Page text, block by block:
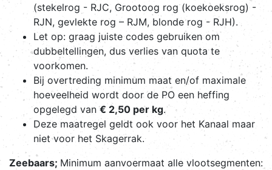
(stekelrog - RJC, Grootoog rog (koekoeksrog) -
RJN, gevlekte rog – RJM, blonde rog - RJH).
Let op: graag juiste codes gebruiken om
dubbeltellingen, dus verlies van quota te
voorkomen.
Bij overtreding minimum maat en/of maximale
hoeveelheid wordt door de PO een heffing
opgelegd van€ 2,50 per kg.
Deze maatregel geldt ook voor het Kanaal maar
niet voor het Skagerrak.
Zeebaars; Minimum aanvoermaat alle vlootsegmenten: